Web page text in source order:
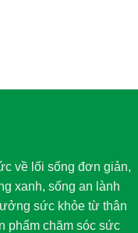
về lối sống đơn giản,
xanh, sống an lành
sức khỏe từ thân
phẩm chăm sóc sức